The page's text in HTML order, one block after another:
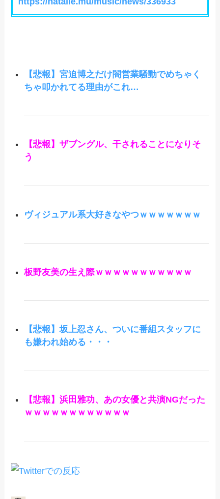
【悲報】宮迫博之だけ闇営業騒動でめちゃく
ちゃ叩かれてる理由がこれ…
【悲報】ザブングル、干されることになりそ
う
ヴィジュアル系大好きなやつｗｗｗｗｗｗｗ
板野友美の生え際ｗｗｗｗｗｗｗｗｗｗｗ
【悲報】坂上忍さん、ついに番組スタッフに
も嫌われ始める・・・
【悲報】浜田雅功、あの女優と共演NGだった
ｗｗｗｗｗｗｗｗｗｗｗｗ